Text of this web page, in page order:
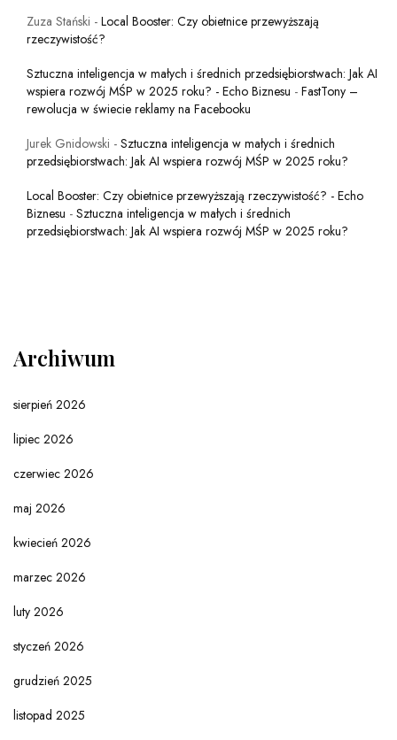
Zuza Stański - Local Booster: Czy obietnice przewyższają
rzeczywistość?
Sztuczna inteligencja w małych i średnich przedsiębiorstwach: Jak AI
wspiera rozwój MŚP w 2025 roku? - Echo Biznesu - FastTony –
rewolucja w świecie reklamy na Facebooku
Jurek Gnidowski - Sztuczna inteligencja w małych i średnich
przedsiębiorstwach: Jak AI wspiera rozwój MŚP w 2025 roku?
Local Booster: Czy obietnice przewyższają rzeczywistość? - Echo
Biznesu - Sztuczna inteligencja w małych i średnich
przedsiębiorstwach: Jak AI wspiera rozwój MŚP w 2025 roku?
Archiwum
sierpień 2026
lipiec 2026
czerwiec 2026
maj 2026
kwiecień 2026
marzec 2026
luty 2026
styczeń 2026
grudzień 2025
listopad 2025